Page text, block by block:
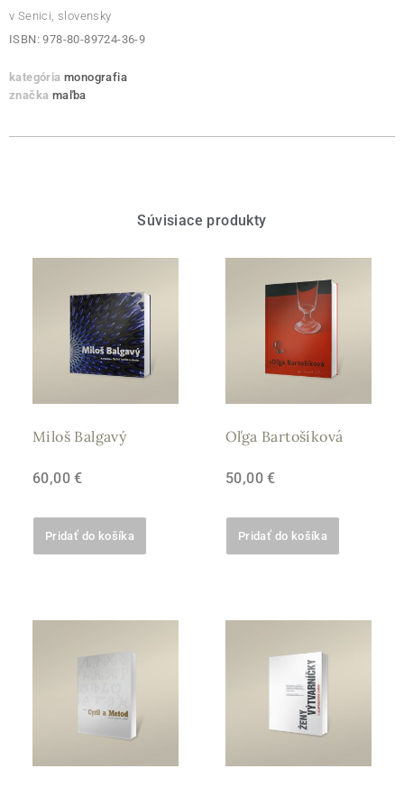
v Senici, slovensky
ISBN: 978-80-89724-36-9
kategória monografia
značka maľba
Súvisiace produkty
Miloš Balgavý
60,00€
Pridať do košíka
Oľga Bartošíková
50,00€
Pridať do košíka